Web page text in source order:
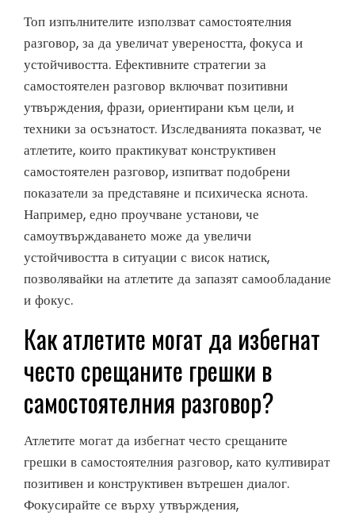
Топ изпълнителите използват самостоятелния
разговор, за да увеличат увереността, фокуса и
устойчивостта. Ефективните стратегии за
самостоятелен разговор включват позитивни
утвърждения, фрази, ориентирани към цели, и
техники за осъзнатост. Изследванията показват, че
атлетите, които практикуват конструктивен
самостоятелен разговор, изпитват подобрени
показатели за представяне и психическа яснота.
Например, едно проучване установи, че
самоутвърждаването може да увеличи
устойчивостта в ситуации с висок натиск,
позволявайки на атлетите да запазят самообладание
и фокус.
Как атлетите могат да избегнат
често срещаните грешки в
самостоятелния разговор?
Атлетите могат да избегнат често срещаните
грешки в самостоятелния разговор, като култивират
позитивен и конструктивен вътрешен диалог.
Фокусирайте се върху утвърждения,